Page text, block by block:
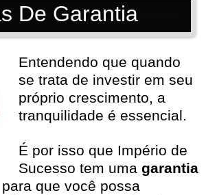
De Garantia
Entendendo que quando
se trata de investir em seu
próprio crescimento, a
tranquilidade é essencial.
É por isso que Império de
Sucesso tem uma garantia
para que você possa